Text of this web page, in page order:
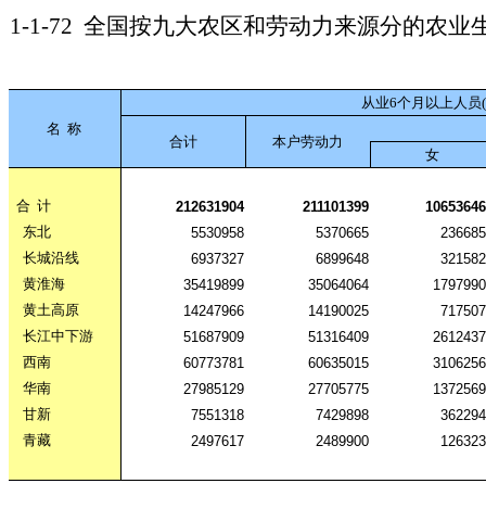
1-1-72 全国按九大农区和劳动力来源分的农业
名 称
从业6个月以上人员
合计
本户劳动力
女
合 计 212631904 211101399
东北
5530958 5370665
长城沿线
6937327 6899648
黄淮海
35419899 35064064
黄土高原
14247966 14190025
长江中下游
51687909 51316409
西南
60773781 60635015
华南
27985129 27705775
甘新
7551318 7429898
青藏
2497617 2489900